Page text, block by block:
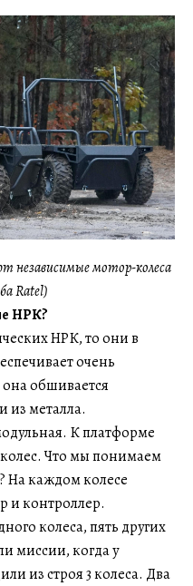
мотор-колеса
Ratel)
НРК?
НРК, то они в
очень
обшивается
металла.
К платформе
Что мы понимаем
На каждом колесе
и контроллер.
колеса, пять других
миссии, когда у
из строя 3 колеса. Два